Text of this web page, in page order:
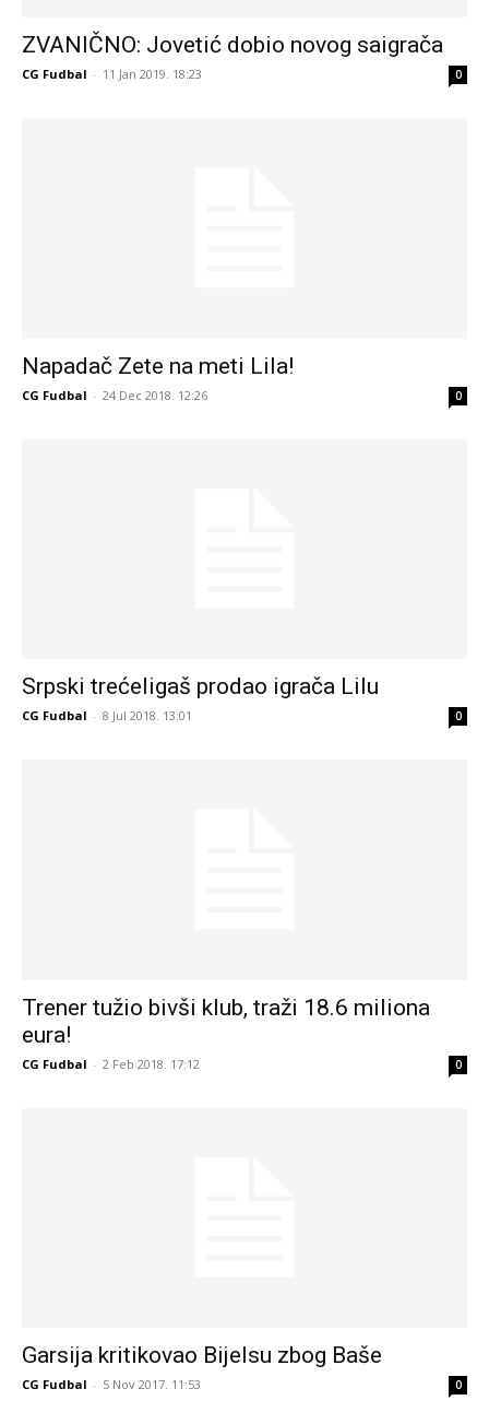
ZVANIČNO: Jovetić dobio novog saigrača
CG Fudbal - 11 Jan 2019. 18:23 0
Napadač Zete na meti Lila!
CG Fudbal - 24 Dec 2018. 12:26 0
Srpski trećeligaš prodao igrača Lilu
CG Fudbal - 8 Jul 2018. 13:01 0
Trener tužio bivši klub, traži 18.6 miliona
eura!
CG Fudbal - 2 Feb 2018. 17:12 0
Garsija kritikovao Bijelsu zbog Baše
CG Fudbal - 5 Nov 2017. 11:53 0